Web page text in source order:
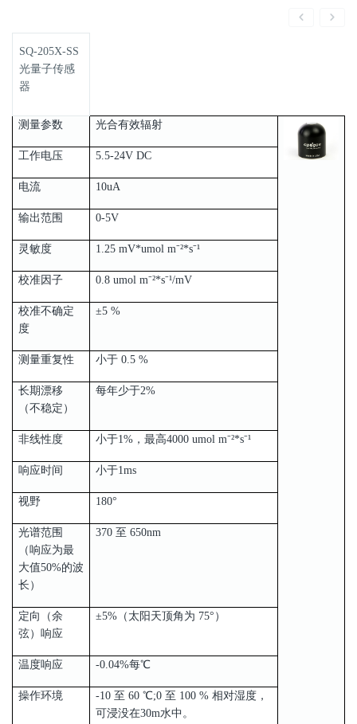
SQ-205X-SS
光量子传感
器
测量参数 光合有效辐射
工作电压 5.5-24V DC
电流 10uA
输出范围 0-5V
灵敏度 1.25 mV*umol m⁻²*s⁻¹
校准因子 0.8 umol m⁻²*s⁻¹/mV
校准不确定
度
±5 %
测量重复性 小于 0.5 %
长期漂移
（不稳定）
每年少于2%
非线性度 小于1%，最高4000 umol m⁻²*s⁻¹
响应时间 小于1ms
视野 180°
光谱范围
（响应为最
大值50%的波
长）
370 至 650nm
定向（余
弦）响应
±5%（太阳天顶角为 75°）
温度响应 -0.04%每℃
操作环境
-10 至 60 ℃;0 至 100 % 相对湿度，
可浸没在30m水中。